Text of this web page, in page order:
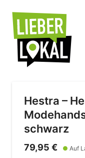
Hestra –
schwarz
79,95 € ● Auf